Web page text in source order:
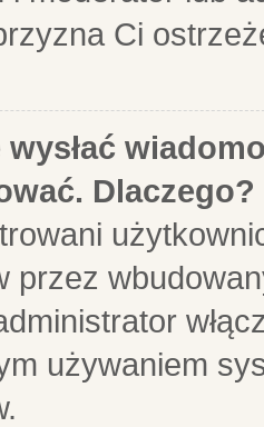
Ci
Dlaczego?
przez
używaniem